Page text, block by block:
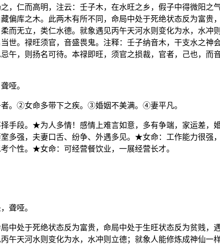
，仁而高明，注云：壬子木，在水旺之乡，假子中得微阳之
偏库之木。此两木有所不同，命局中处于死绝状态反为富贵
而无立，类仁水德。就象遇见丙午天河水则变化为水，水
世。禄旺须官，音盛畏鬼。注释：壬子纳音木，干支水之神
午，则扬名可待。本禄即旺，须官之损裁，官者，己也，
哑。
②女命多带下之疾。③婚姻不美满。④妻平凡。
段。★为人多情！感情上难言如意，多有争端，家运差，
多强，夫妻口舌、纷争、外遇多见。★女命：工作能力很
个性。★女命：可经营餐饮业，一展经营长才。
聋哑。
中处于死绝状态反为富贵，命局中处于生旺状态反为贫贱，
天河水则变化为水，水冲则立德；就象人能修炼成神仙一